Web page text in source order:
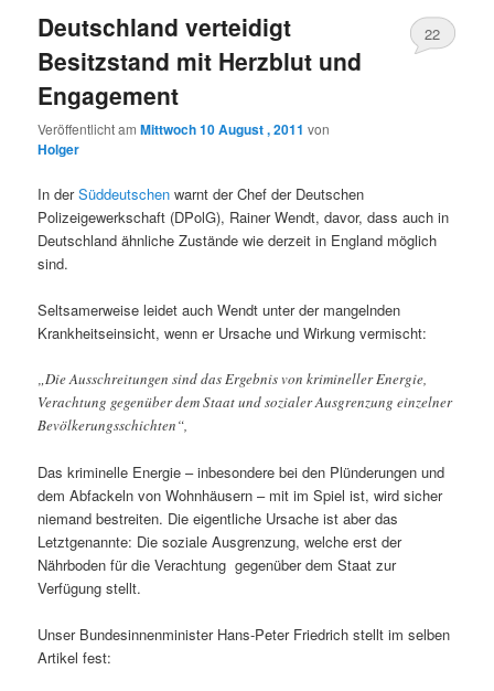
Deutschland verteidigt
Besitzstand mit Herzblut und
Engagement
Veröffentlicht amMittwoch 10 August , 2011 von
Holger
22
In derSüddeutschen warnt der Chef der Deutschen
Polizeigewerkschaft (DPolG), Rainer Wendt, davor, dass auch in
Deutschland ähnliche Zustände wie derzeit in England möglich
sind.
Seltsamerweise leidet auch Wendt unter der mangelnden
Krankheitseinsicht, wenn er Ursache und Wirkung vermischt:
„Die Ausschreitungen sind das Ergebnis von krimineller Energie,
Verachtung gegenüber dem Staat und sozialer Ausgrenzung einzelner
Bevölkerungsschichten“,
Das kriminelle Energie – inbesondere bei den Plünderungen und
dem Abfackeln von Wohnhäusern – mit im Spiel ist, wird sicher
niemand bestreiten. Die eigentliche Ursache ist aber das
Letztgenannte: Die soziale Ausgrenzung, welche erst der
Nährboden für die Verachtung gegenüber dem Staat zur
Verfügung stellt.
Unser Bundesinnenminister Hans-Peter Friedrich stellt im selben
Artikel fest: